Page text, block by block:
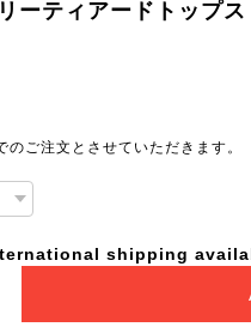
ーティアードトップス
ご注文とさせていただきます。
shipping